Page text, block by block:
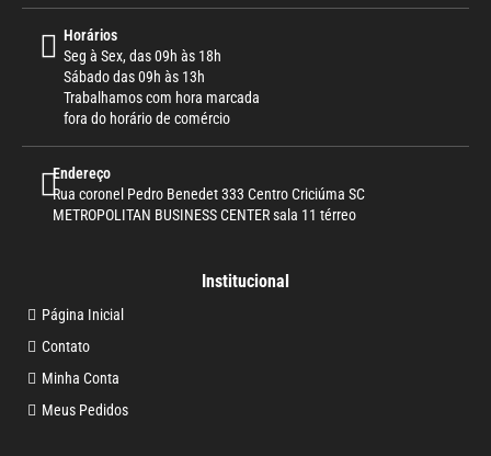
Horários
Seg à Sex, das 09h às 18h
Sábado das 09h às 13h
Trabalhamos com hora marcada
fora do horário de comércio
Endereço
Rua coronel Pedro Benedet 333 Centro Criciúma SC
METROPOLITAN BUSINESS CENTER sala 11 térreo
Institucional
Página Inicial
Contato
Minha Conta
Meus Pedidos